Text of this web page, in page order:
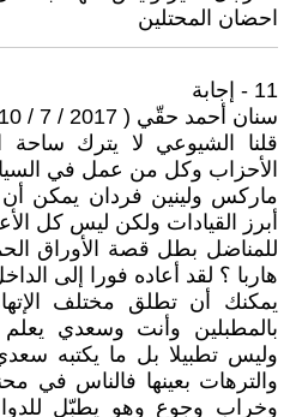
احضان المحتلين
11 - إجابة
سنان أحمد حقّي ( 2017 / 7 / 10 - 16:17 )
قلنا الشيوعي لا يترك ساحة
الأحزاب وكل من عمل في
ماركس ولينين فردان يمكن أن
أبرز القيادات ولكن ليس كل
للمناضل بطل قصة الأوراق
هاربا ؟ لقد أعاده فورا إلى
يمكنك أن تطلق مختلف
بالمطبلين وأنت وسعدي
وليس تطبيلا بل ما يكتبه
والترهات بعينها فالناس في
وخراب وجوع وهو يطبّل